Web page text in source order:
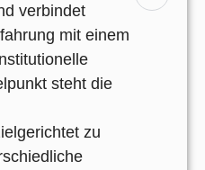
verbindet
mit einem
steht die
zu